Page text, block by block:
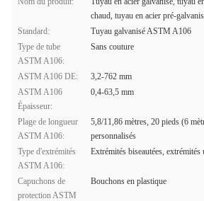
chaud, tuyau en acier pré-
Standard:
Tuyau galvanisé ASTM A106
Type de tube
ASTM A106:
Sans couture
ASTM A106 DE:
3,2-762 mm
ASTM A106
Épaisseur:
0,4-63,5 mm
Plage de longueur
ASTM A106:
5,8/11,86 mètres, 20 pieds (6
personnalisés
Type d'extrémités
ASTM A106:
Extrémités biseautées, extrémités
Capuchons de
protection ASTM
Bouchons en plastique